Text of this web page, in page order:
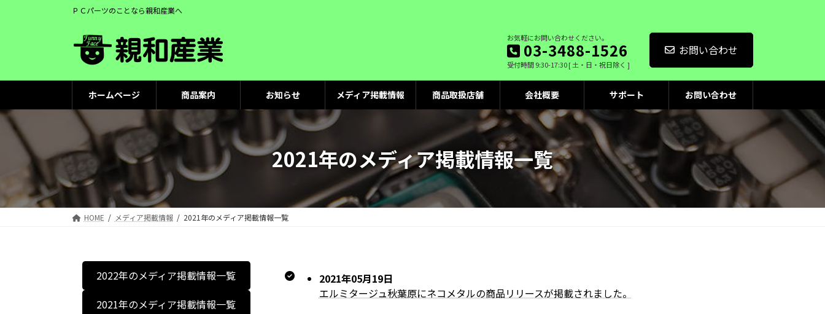
へ
キ
ッ
ョ
に
移
ＰＣパーツのことなら親和産業へ
お気軽にお問い合わせください。
03-3488-1526
受付時間 9:30-17:30 [ 土・日・祝日除く ]
お問い合わせ
ホームページ 商品案内 お知らせ メディア掲載情報 商品取扱店舗 会社概要 サポート お問い合わせ
2021年のメディア掲載情報一覧
HOME メディア掲載情報 2021年のメディア掲載情報一覧
2021年05月19日
エルミタージュ秋葉原にネコメタルの商品リリースが掲載されました。
2022年のメディア掲載情報一覧
2021年のメディア掲載情報一覧